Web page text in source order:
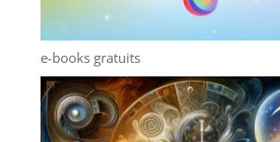
e-books gratuits